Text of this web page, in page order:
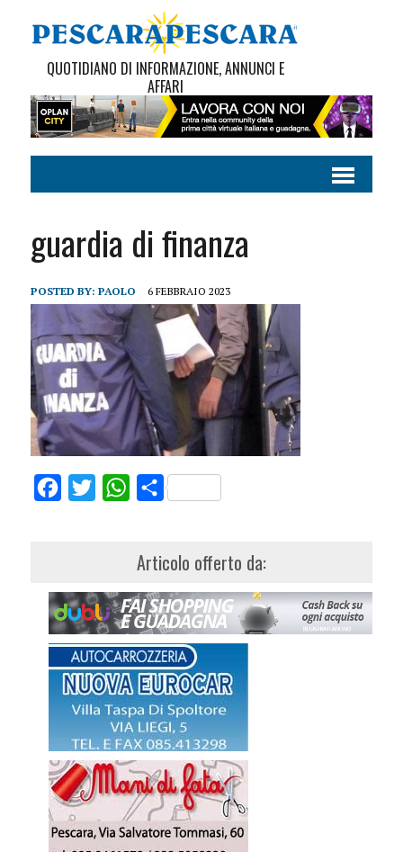
QUOTIDIANO DI INFORMAZIONE, ANNUNCI E
AFFARI
guardia di finanza
POSTED BY: PAOLO 6 FEBBRAIO 2023
FacebookTwitterWhatsApp
Share
Articolo offerto da: